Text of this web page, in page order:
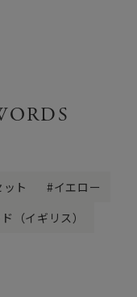
ット
イエロー
（イギリス）